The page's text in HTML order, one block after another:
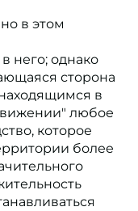
в этом
него; однако
сторона
в
любое
которое
более